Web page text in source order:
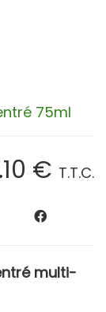
75ml
.10 € T.T.C.
multi-